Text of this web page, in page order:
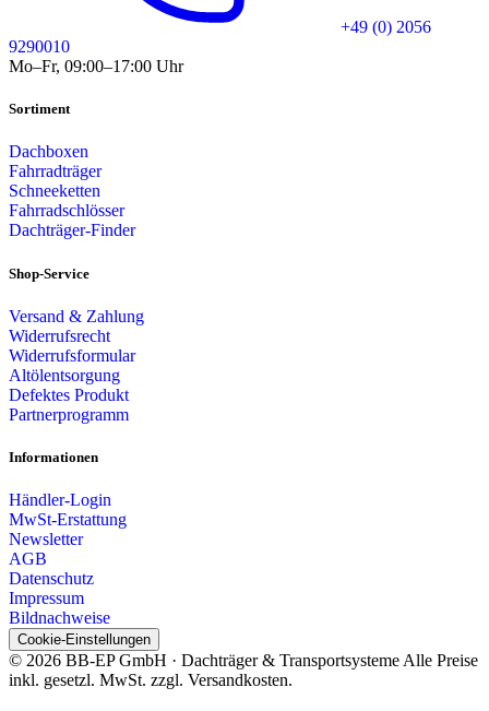
+49 (0) 2056
9290010
Mo–Fr, 09:00–17:00 Uhr
Sortiment
Dachboxen
Fahrradträger
Schneeketten
Fahrradschlösser
Dachträger-Finder
Shop-Service
Versand & Zahlung
Widerrufsrecht
Widerrufsformular
Altölentsorgung
Defektes Produkt
Partnerprogramm
Informationen
Händler-Login
MwSt-Erstattung
Newsletter
AGB
Datenschutz
Impressum
Bildnachweise
Cookie-Einstellungen
© 2026 BB-EP GmbH · Dachträger & Transportsysteme Alle Preise
inkl. gesetzl. MwSt. zzgl. Versandkosten.